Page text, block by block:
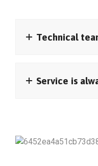
Technical
Service is